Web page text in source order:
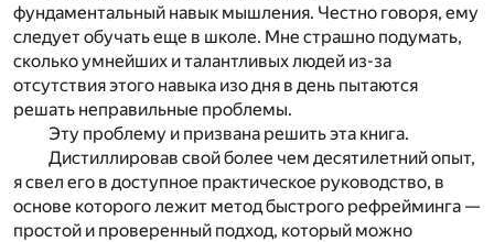
фундаментальный навык мышления. Честно говоря, ему
следует обучать еще в школе. Мне страшно подумать,
сколько умнейших и талантливых людей из-за
отсутствия этого навыка изо дня в день пытаются
решать неправильные проблемы.
Эту проблему и призвана решить эта книга.
Дистиллировав свой более чем десятилетний опыт,
я свел его в доступное практическое руководство, в
основе которого лежит метод быстрого рефрейминга —
простой и проверенный подход, который можно